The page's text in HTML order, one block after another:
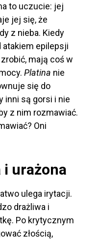
to uczucie: jej
jej się, że
z nieba. Kiedy
atakiem epilepsji
mają coś w
Platina nie
się do
inni są gorsi i nie
z nim rozmawiać.
Oni
urażona
ulega irytacji.
drażliwa i
Po krytycznym
złością,